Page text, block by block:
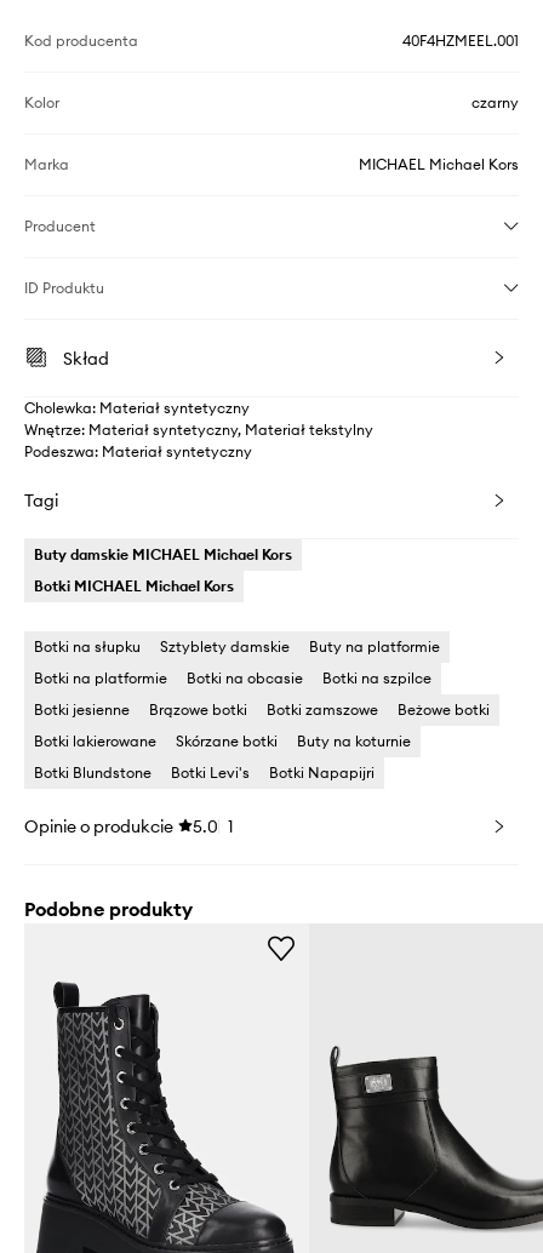
Kod producenta 40F4HZMEEL.001
Kolor czarny
Marka MICHAEL Michael Kors
Producent
ID Produktu
Skład
Cholewka: Materiał syntetyczny
Wnętrze: Materiał syntetyczny, Materiał tekstylny
Podeszwa: Materiał syntetyczny
Tagi
Buty damskie MICHAEL Michael Kors
Botki MICHAEL Michael Kors
Botki na słupku Sztyblety damskie
Buty na platformie
Botki na platformie
Botki na obcasie
Botki na szpilce
Botki jesienne
Brązowe botki Botki zamszowe
Beżowe botki
Botki lakierowane
Skórzane botki
Buty na koturnie
Botki Blundstone
Botki Levi's Botki Napapijri
Opinie o produkcie 5.0 1
Podobne produkty